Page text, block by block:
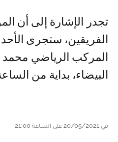
تجدر الإشارة إلى أن
الفريقين، ستجرى
المركب الرياضي محمد
البيضاء، بداية من
في 20/05/2021 على الساعة 21:00